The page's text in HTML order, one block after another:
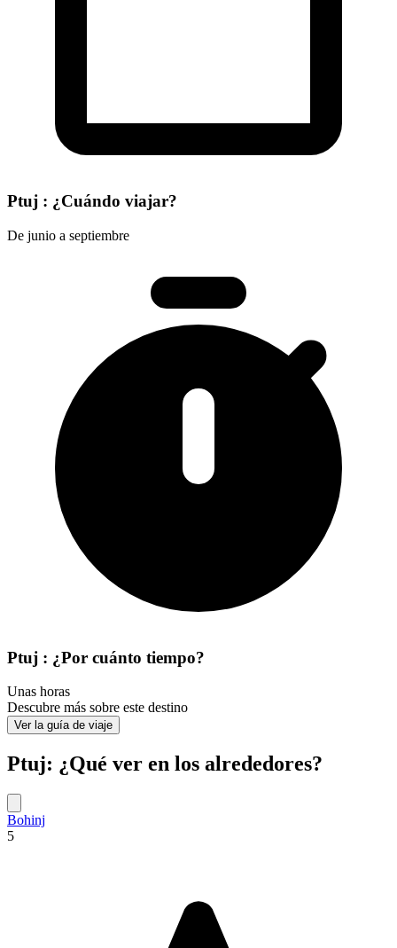
Ptuj : ¿Cuándo viajar?
De junio a septiembre
Ptuj : ¿Por cuánto tiempo?
Unas horas
Descubre más sobre este destino
Ver la guía de viaje
Ptuj: ¿Qué ver en los alrededores?
Bohinj
5